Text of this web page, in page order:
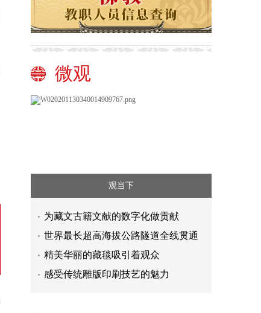
微观
观当下
为藏文古籍文献的数字化做贡献
世界最长超高海拔公路隧道全线贯通
精美华丽的藏毯吸引着观众
感受传统雕版印刷技艺的魅力